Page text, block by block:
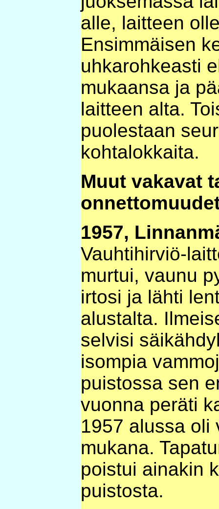
alle, laitteen
Ensimmäisen
uhkarohkeasti
mukaansa ja
laitteen alta.
puolestaan
kohtalokkaita.
Muut vakavat
1957,
Vauhtihirviö-
murtui, vaunu
irtosi ja lähti
alustalta.
selvisi
isompia
puistossa sen
vuonna peräti
1957 alussa oli
mukana.
poistui ainakin
puistosta.